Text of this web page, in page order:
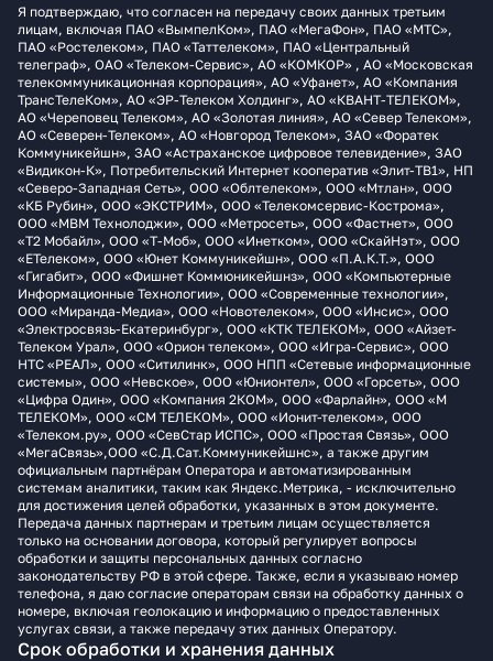
Я подтверждаю, что согласен на передачу своих данных третьим
лицам, включая ПАО «ВымпелКом», ПАО «МегаФон», ПАО «МТС»,
ПАО «Ростелеком», ПАО «Таттелеком», ПАО «Центральный
телеграф», ОАО «Телеком-Сервис», АО «КОМКОР» , АО «Московская
телекоммуникационная корпорация», АО «Уфанет», АО «Компания
ТрансТелеКом», АО «ЭР-Телеком Холдинг», АО «КВАНТ-ТЕЛЕКОМ»,
АО «Череповец Телеком», АО «Золотая линия», АО «Север Телеком»,
АО «Северен-Телеком», АО «Новгород Телеком», ЗАО «Форатек
Коммуникейшн», ЗАО «Астраханское цифровое телевидение», ЗАО
«Видикон-К», Потребительский Интернет кооператив «Элит-ТВ1», НП
«Северо-Западная Сеть», ООО «Облтелеком», ООО «Мтлан», ООО
«КБ Рубин», ООО «ЭКСТРИМ», ООО «Телекомсервис-Кострома»,
ООО «МВМ Технолоджи», ООО «Метросеть», ООО «Фастнет», ООО
«Т2 Мобайл», ООО «Т‑Моб», ООО «Инетком», ООО «СкайНэт», ООО
«ЕТелеком», ООО «Юнет Коммуникейшн», ООО «П.А.К.Т.», ООО
«Гигабит», ООО «Фишнет Коммюникейшнз», ООО «Компьютерные
Информационные Технологии», ООО «Современные технологии»,
ООО «Миранда-Медиа», ООО «Новотелеком», ООО «Инсис», ООО
«Электросвязь-Екатеринбург», ООО «КТК ТЕЛЕКОМ», ООО «Айзет-
Телеком Урал», ООО «Орион телеком», ООО «Игра-Сервис», ООО
НТС «РЕАЛ», ООО «Ситилинк», ООО НПП «Сетевые информационные
системы», ООО «Невское», ООО «Юнионтел», ООО «Горсеть», ООО
«Цифра Один», ООО «Компания 2КОМ», ООО «Фарлайн», ООО «М
ТЕЛЕКОМ», ООО «СМ ТЕЛЕКОМ», ООО «Ионит-телеком», ООО
«Телеком.ру», ООО «СевСтар ИСПС», ООО «Простая Связь», ООО
«МегаСвязь»,ООО «С.Д.Сат.Коммуникейшнс», а также другим
официальным партнёрам Оператора и автоматизированным
системам аналитики, таким как Яндекс.Метрика, - исключительно
для достижения целей обработки, указанных в этом документе.
Передача данных партнерам и третьим лицам осуществляется
только на основании договора, который регулирует вопросы
обработки и защиты персональных данных согласно
законодательству РФ в этой сфере. Также, если я указываю номер
телефона, я даю согласие операторам связи на обработку данных о
номере, включая геолокацию и информацию о предоставленных
услугах связи, а также передачу этих данных Оператору.
Срок обработки и хранения данных